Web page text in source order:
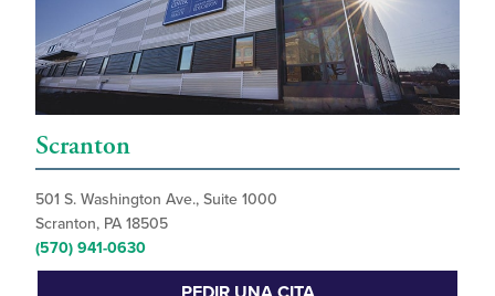
Scranton
501 S. Washington Ave., Suite 1000
Scranton, PA 18505
(570) 941-0630